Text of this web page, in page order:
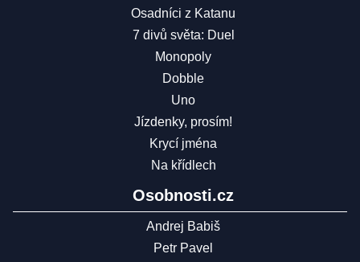
Osadníci z Katanu
7 divů světa: Duel
Monopoly
Dobble
Uno
Jízdenky, prosím!
Krycí jména
Na křídlech
Osobnosti.cz
Andrej Babiš
Petr Pavel